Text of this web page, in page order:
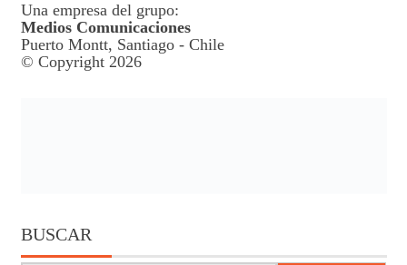
Una empresa del grupo:
Medios Comunicaciones
Puerto Montt, Santiago - Chile
© Copyright 2026
BUSCAR